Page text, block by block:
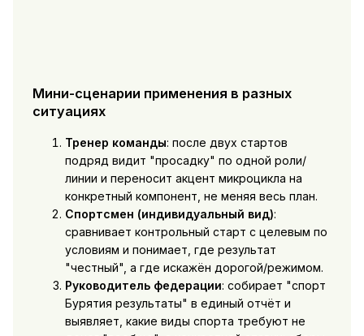
Мини-сценарии применения в разных
ситуациях
Тренер команды: после двух стартов
подряд видит "просадку" по одной роли/
линии и переносит акцент микроцикла на
конкретный компонент, не меняя весь план.
Спортсмен (индивидуальный вид):
сравнивает контрольный старт с целевым по
условиям и понимает, где результат
"честный", а где искажён дорогой/режимом.
Руководитель федерации: собирает "спорт
Бурятия результаты" в единый отчёт и
выявляет, какие виды спорта требуют не